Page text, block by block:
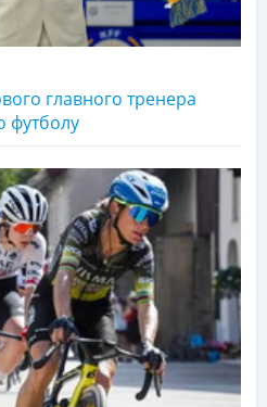
главного тренера
футболу